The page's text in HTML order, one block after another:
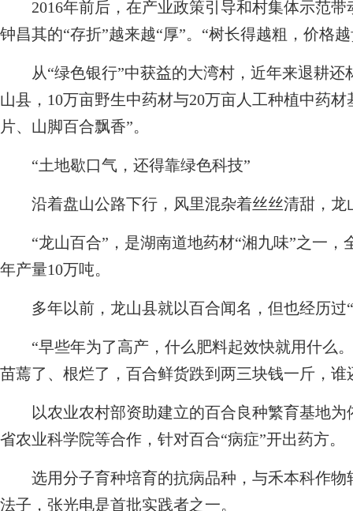
2016年前后，在产业政策引导和村集体示范带
钟昌其的“存折”越来越“厚”。“树长得越粗，价格
从“绿色银行”中获益的大湾村，近年来退耕还
山县，10万亩野生中药材与20万亩人工种植中药
片、山脚百合飘香”。
“土地歇口气，还得靠绿色科技”
沿着盘山公路下行，风里混杂着丝丝清甜，龙
“龙山百合”，是湖南道地药材“湘九味”之一，
年产量10万吨。
多年以前，龙山县就以百合闻名，但也经历过
“早些年为了高产，什么肥料起效快就用什么。
苗蔫了、根烂了，百合鲜货跌到两三块钱一斤，谁
以农业农村部资助建立的百合良种繁育基地为
省农业科学院等合作，针对百合“病症”开出药方。
选用分子育种培育的抗病品种，与禾本科作
法子，张光电是首批实践者之一。